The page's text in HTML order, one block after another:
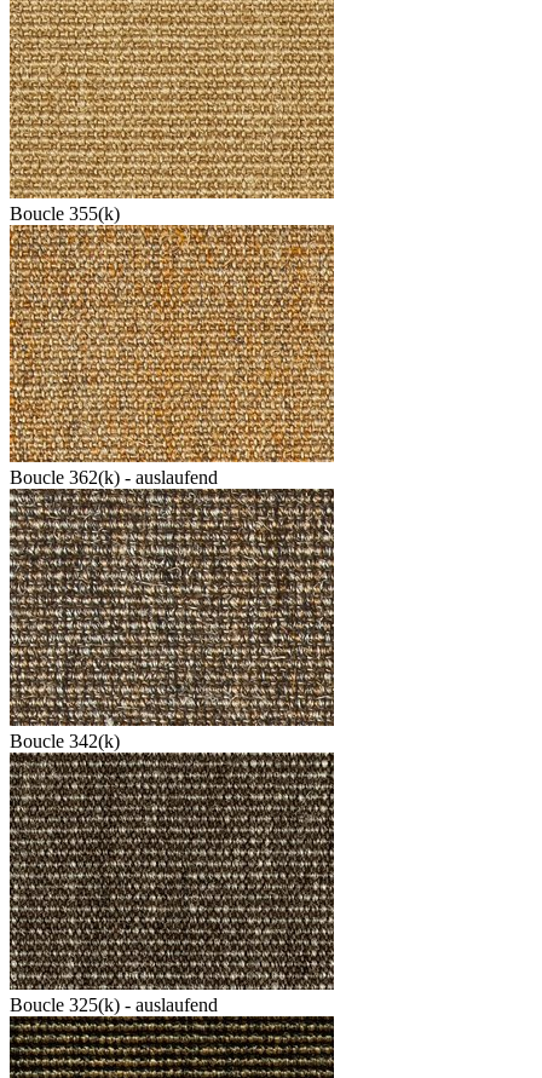
Boucle 355(k)
Boucle 362(k) - auslaufend
Boucle 342(k)
Boucle 325(k) - auslaufend